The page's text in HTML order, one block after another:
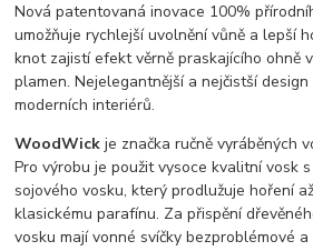
Nová patentovaná inovace 100%
umožňuje rychlejší uvolnění vůně a lepší
knot zajistí efekt věrně praskajícího ohně
plamen. Nejelegantnější a nejčistší
moderních interiérů.
WoodWickje značka ručně vyráběných
Pro výrobu je použit vysoce kvalitní vosk
sojového vosku, který prodlužuje hoření
klasickému parafínu. Za přispění
vosku mají vonné svíčky bezproblémové